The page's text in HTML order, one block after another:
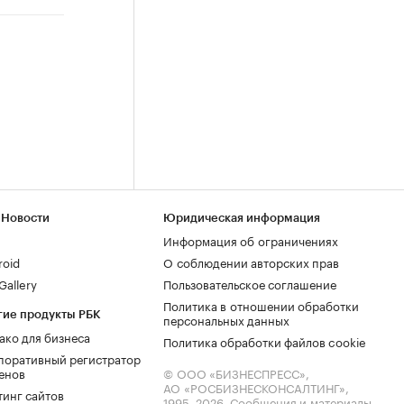
продукты РБК
для бизнеса
регистратор
сайтов
Юридическая информация
Информация об ограничениях
О соблюдении авторских прав
Пользовательское соглашение
Политика в отношении обработки
персональных данных
Политика обработки файлов cookie
© ООО «БИЗНЕСПРЕСС»,
АО «РОСБИЗНЕСКОНСАЛТИНГ»,